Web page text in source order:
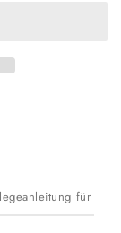
für